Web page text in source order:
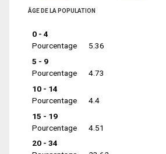
ÂGE DE LA POPULATION
0 - 4
Pourcentage
5.36
5 - 9
Pourcentage
4.73
10 - 14
Pourcentage
4.4
15 - 19
Pourcentage
4.51
20 - 34